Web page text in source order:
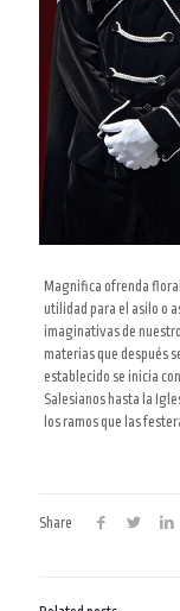
Magnifica ofrenda
utilidad para el asilo o
imaginativas de
materias que después
establecido se inicia
Salesianos hasta la
los ramos que las
Share